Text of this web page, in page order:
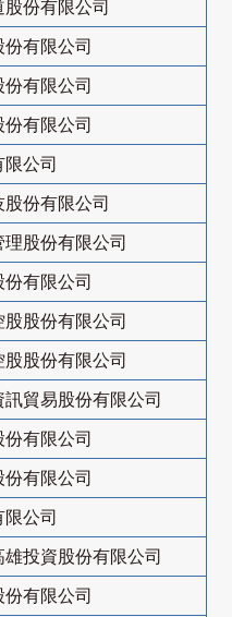
份有限公司
有限公司
有限公司
有限公司
公司
份有限公司
股份有限公司
有限公司
股份有限公司
股份有限公司
貿易股份有限公司
有限公司
有限公司
公司
投資股份有限公司
份有限公司